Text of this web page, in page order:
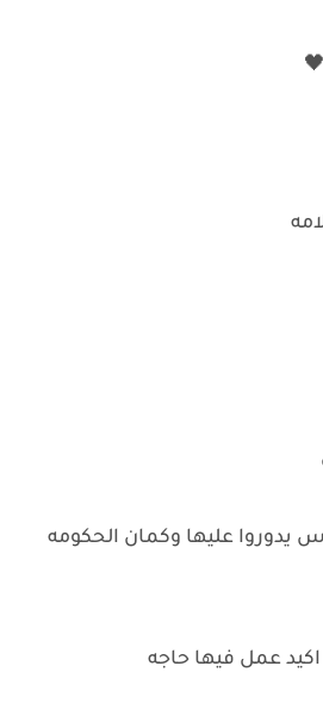
يدوروا عليها وكمان الحكومه
عمل فيها حاجه